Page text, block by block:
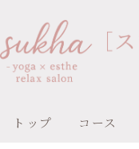
トップ コース